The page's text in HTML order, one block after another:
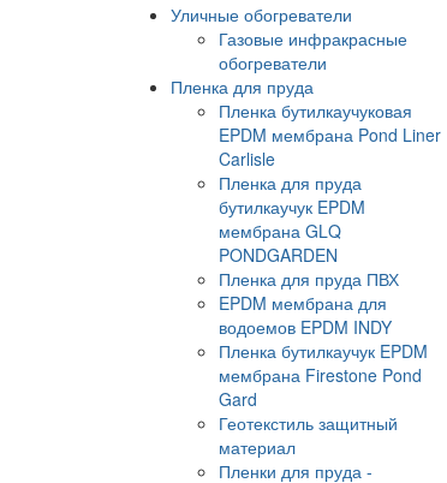
Уличные обогреватели
Газовые инфракрасные
обогреватели
Пленка для пруда
Пленка бутилкаучуковая
EPDM мембрана Pond Liner
Carlisle
Пленка для пруда
бутилкаучук EPDM
мембрана GLQ
PONDGARDEN
Пленка для пруда ПВХ
EPDM мембрана для
водоемов EPDM INDY
Пленка бутилкаучук EPDM
мембрана Firestone Pond
Gard
Геотекстиль защитный
материал
Пленки для пруда -